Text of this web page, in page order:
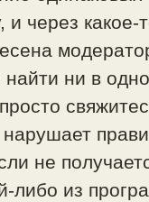
через
ни в
нарушает
не
либо из